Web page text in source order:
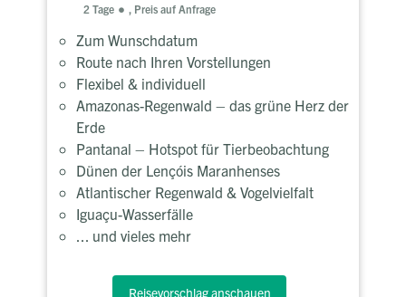
2 Tage , Preis auf Anfrage
Zum Wunschdatum
Route nach Ihren Vorstellungen
Flexibel & individuell
Amazonas-Regenwald – das grüne Herz der
Erde
Pantanal – Hotspot für Tierbeobachtung
Dünen der Lençóis Maranhenses
Atlantischer Regenwald & Vogelvielfalt
Iguaçu-Wasserfälle
... und vieles mehr
Reisevorschlag anschauen